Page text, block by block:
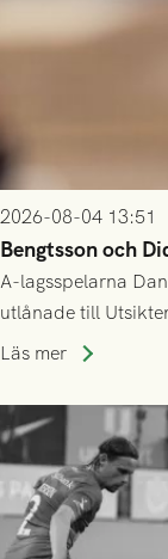
2026-08-04 13:51
Bengtsson och
A-lagsspelarna
utlånade till
speltid i Hestrafors
Läs mer